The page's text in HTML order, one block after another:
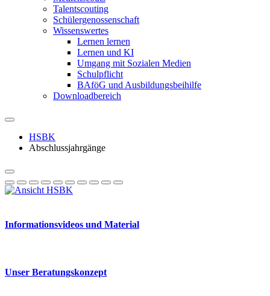
Talentscouting
Schüler­genossen­schaft
Wissenswertes
Lernen lernen
Lernen und KI
Umgang mit Sozialen Medien
Schulpflicht
BAföG und Ausbildungsbeihilfe
Downloadbereich
HSBK
Abschlussjahrgänge
Informationsvideos und Material
Unser Beratungskonzept